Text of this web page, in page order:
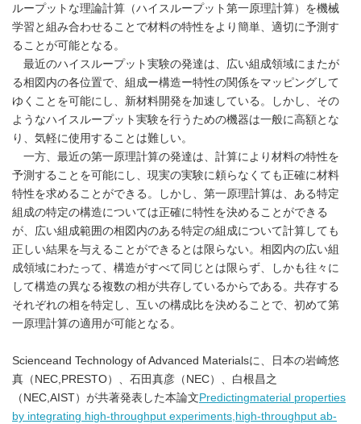
ループットな理論計算（ハイスループット第一原理計算）を機械
学習と組み合わせることで材料の特性をより簡単、適切に予測す
ることが可能となる。
最近のハイスループット実験の発達は、広い組成領域にまたが
る相図内の各位置で、組成ー構造ー特性の関係をマッピングして
ゆくことを可能にし、新材料開発を加速している。しかし、その
ようなハイスループット実験を行うための機器は一般に高額とな
り、気軽に使用することは難しい。
一方、最近の第一原理計算の発達は、計算により材料の特性を
予測することを可能にし、現実の実験に頼らなくても正確に材料
特性を求めることができる。しかし、第一原理計算は、ある特定
組成の特定の構造については正確に特性を決めることができる
が、広い組成範囲の相図内のある特定の組成について計算しても
正しい結果を与えることができるとは限らない。相図内の広い組
成領域にわたって、構造がすべて同じとは限らず、しかも往々に
して構造の異なる複数の相が共存しているからである。共存する
それぞれの相を特定し、互いの構成比を決めることで、初めて第
一原理計算の適用が可能となる。
Scienceand Technology of Advanced Materialsに、日本の岩崎悠
真（NEC,PRESTO）、石田真彦（NEC）、白根昌之
（NEC,AIST）が共著発表した本論文 Predictingmaterial properties
by integrating high-throughput experiments,high-throughput ab-